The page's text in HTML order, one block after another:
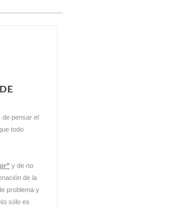
de pensar el
todo
y de no
de la
problema y
sólo es